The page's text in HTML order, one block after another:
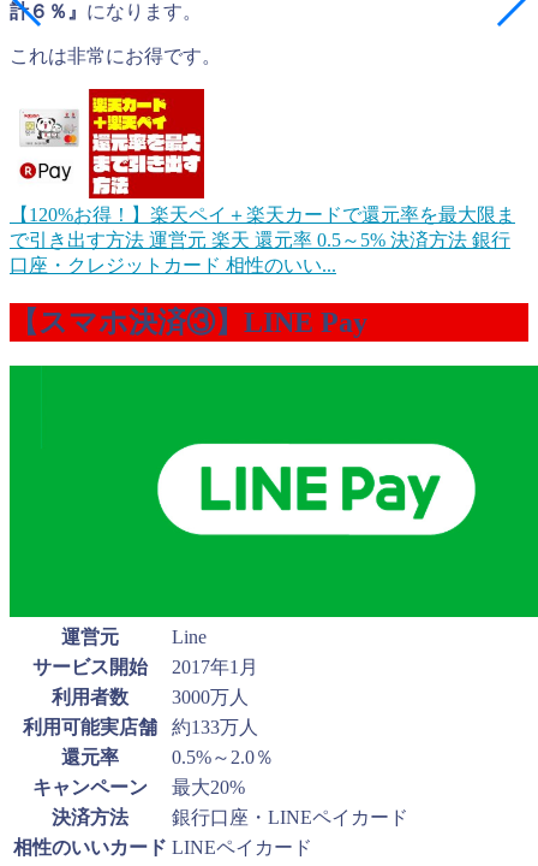
計６％』 になります。
これは非常にお得です。
【120%お得！】楽天ペイ＋楽天カードで還元率を最大限ま
で引き出す方法 運営元 楽天 還元率 0.5～5% 決済方法 銀行
口座・クレジットカード 相性のいい...
【スマホ決済③】LINE Pay
運営元
Line
サービス開始
2017年1月
利用者数
3000万人
利用可能実店舗
約133万人
還元率
0.5%～2.0％
キャンペーン
最大20%
決済方法
銀行口座・LINEペイカード
相性のいいカード LINEペイカード